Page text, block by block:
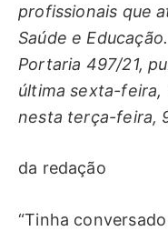
profissionais que
Saúde e
Portaria 497/21,
última sexta-feira,
nesta terça-feira,
da redação
“Tinha